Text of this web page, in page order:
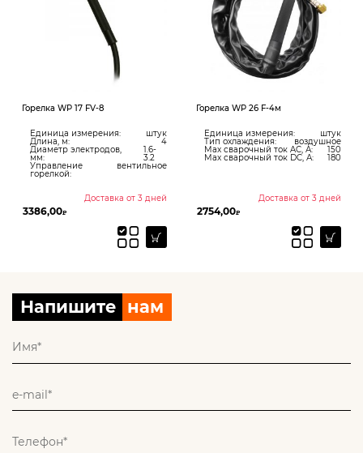
Горелка WP 17 FV-8
Единица измерения: штук
Длина, м: 4
Диаметр электродов,
мм:
1.6-
3.2
Управление
горелкой:
вентильное
Доставка от 3 дней
3386,00₽
Горелка WP 26 F-4м
Единица измерения: штук
Тип охлаждения: воздушное
Max сварочный ток AC, А: 150
Max сварочный ток DC, А: 180
Доставка от 3 дней
2754,00₽
Напишите нам